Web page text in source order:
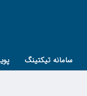
سامانه تیکتینگ